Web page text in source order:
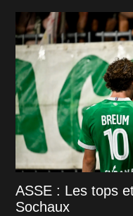
ASSE : Les tops
Sochaux